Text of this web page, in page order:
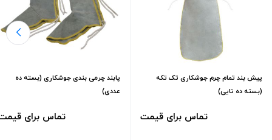
پیش بند تمام چرم جوشکاری تک تکه
(بسته ده تایی)
تماس برای قیمت
پابند چرمی بندی جوشکاری (بسته ده
عددی)
تماس برای